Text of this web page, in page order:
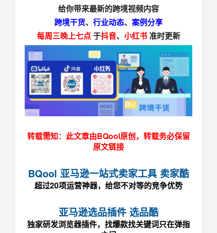
给你带来最新的跨境视频内容
跨境干货、 行业动态、 案例分享
每周三晚上七点 于抖音、 小红书 准时更新
转载需知：此文章由BQool原创，转载务必保留
原文链接
BQool 亚马逊一站式卖家工具 卖家酷
超过20项运营神器，给您不对等的竞争优势
亚马逊选品插件 选品酷
独家研发浏览器插件，找爆款找关键词只在弹指